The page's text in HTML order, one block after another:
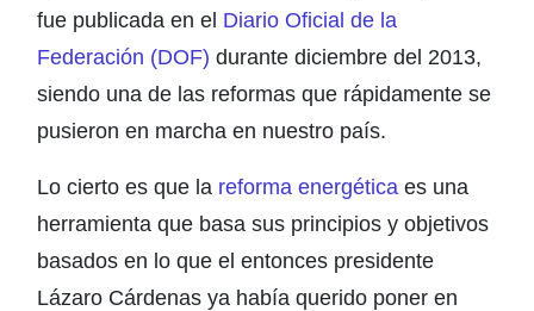
fue publicada en el Diario Oficial de la
Federación (DOF) durante diciembre del 2013,
siendo una de las reformas que rápidamente se
pusieron en marcha en nuestro país.
Lo cierto es que la reforma energética es una
herramienta que basa sus principios y objetivos
basados en lo que el entonces presidente
Lázaro Cárdenas ya había querido poner en